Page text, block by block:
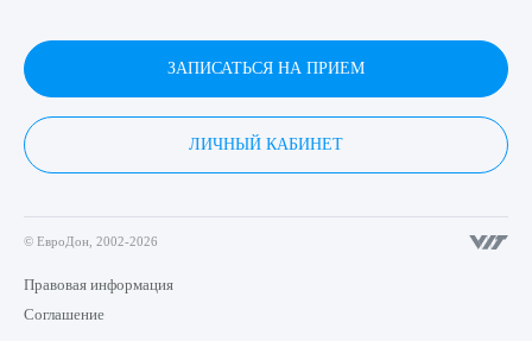
ЗАПИСАТЬСЯ НА ПРИЕМ
ЛИЧНЫЙ КАБИНЕТ
© ЕвроДон, 2002-2026
Правовая информация
Соглашение